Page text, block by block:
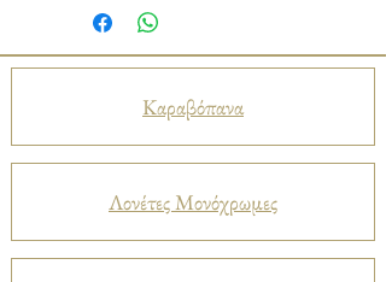
Καραβόπανα
Λονέτες Μονόχρωμες